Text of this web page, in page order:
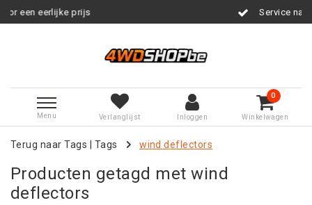
Service na verkoop
Menu Verlanglijst Inloggen
0
Winkelwagen
Terug naar Tags Tags wind deflectors
Producten getagd met wind
deflectors